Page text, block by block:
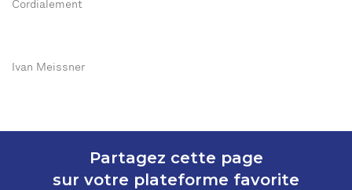
Cordialement
Ivan Meissner
Partagez cette page
sur votre plateforme favorite